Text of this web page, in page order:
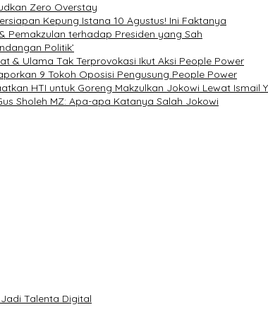
Zero Overstay
Kepung Istana 10 Agustus! Ini Faktanya
Pemakzulan terhadap Presiden yang Sah
Politik’
& Ulama Tak Terprovokasi Ikut Aksi People Power
9 Tokoh Oposisi Pengusung People Power
HTI untuk Goreng Makzulkan Jokowi Lewat Ismail
Sholeh MZ: Apa-apa Katanya Salah Jokowi
Talenta Digital